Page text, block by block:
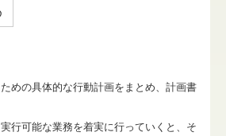
めの具体的な行動計画をまとめ、計画書
行可能な業務を着実に行っていくと、そ